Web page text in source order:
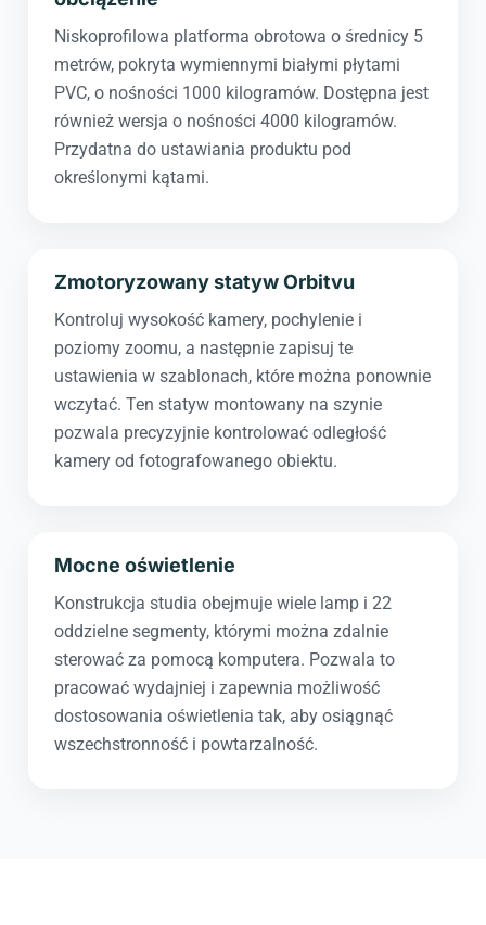
Niskoprofilowa platforma obrotowa o średnicy 5
metrów, pokryta wymiennymi białymi płytami
PVC, o nośności 1000 kilogramów. Dostępna jest
również wersja o nośności 4000 kilogramów.
Przydatna do ustawiania produktu pod
określonymi kątami.
Zmotoryzowany statyw Orbitvu
Kontroluj wysokość kamery, pochylenie i
poziomy zoomu, a następnie zapisuj te
ustawienia w szablonach, które można ponownie
wczytać. Ten statyw montowany na szynie
pozwala precyzyjnie kontrolować odległość
kamery od fotografowanego obiektu.
Mocne oświetlenie
Konstrukcja studia obejmuje wiele lamp i 22
oddzielne segmenty, którymi można zdalnie
sterować za pomocą komputera. Pozwala to
pracować wydajniej i zapewnia możliwość
dostosowania oświetlenia tak, aby osiągnąć
wszechstronność i powtarzalność.